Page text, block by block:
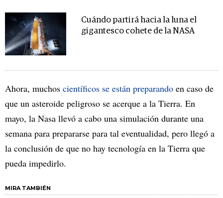
Cuándo partirá hacia la luna el
gigantesco cohete de la NASA
Ahora, muchos científicos se están preparando en caso de
que un asteroide peligroso se acerque a la Tierra. En
mayo, la Nasa llevó a cabo una simulación durante una
semana para prepararse para tal eventualidad, pero llegó a
la conclusión de que no hay tecnología en la Tierra que
pueda impedirlo.
MIRA TAMBIÉN